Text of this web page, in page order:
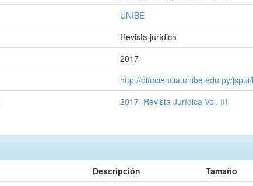
UNIBE
Revista jurídica
2017
http://difuciencia.unibe.edu.py/
2017–Revista Jurídica Vol. III
Descripción Tamaño